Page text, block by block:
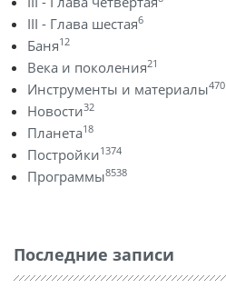
III - Глава шестая6
Баня12
Века и поколения21
Инструменты и материалы470
Новости32
Планета18
Постройки1374
Программы8538
Последние записи